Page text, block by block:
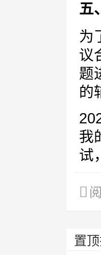
五
为
议
题
的
我
试
置